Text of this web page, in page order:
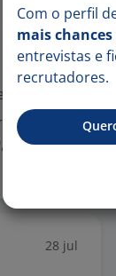
e
+
28 jul
Com o perfil
mais chances
entrevistas e
recrutadores.